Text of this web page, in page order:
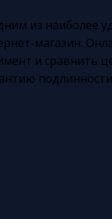
из наиболее
магазин.
и сравнить